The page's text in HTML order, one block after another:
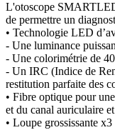
L'otoscope
de permettre un
• Technologie LED
- Une luminance
- Une colorimétrie de
- Un IRC (Indice de
restitution parfaite des
• Fibre optique pour
et du canal auriculaire
• Loupe grossissante x3